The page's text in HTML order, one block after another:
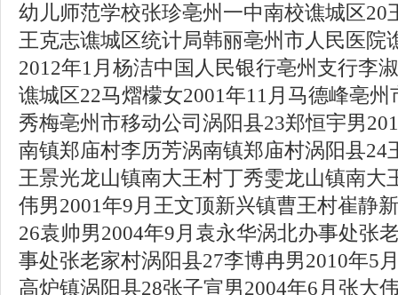
幼儿师范学校张珍亳州一中南校谯城区20
王克志谯城区统计局韩丽亳州市人民医院
2012年1月杨洁中国人民银行亳州支行李
谯城区22马熠檬女2001年11月马德峰亳
秀梅亳州市移动公司涡阳县23郑恒宇男
南镇郑庙村李历芳涡南镇郑庙村涡阳县24
王景光龙山镇南大王村丁秀雯龙山镇南大
伟男2001年9月王文顶新兴镇曹王村崔静
26袁帅男2004年9月袁永华涡北办事处张
事处张老家村涡阳县27李博冉男2010年5
高炉镇涡阳县28张子宣男2004年6月张大